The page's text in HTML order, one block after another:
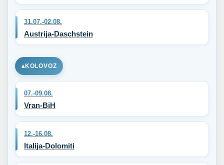
31.07.-02.08.
Austrija-Daschstein
KOLOVOZ
07.-09.08.
Vran-BiH
12.-16.08.
Italija-Dolomiti